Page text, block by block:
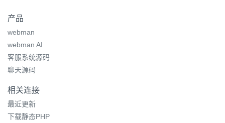
产品
webman
webman AI
客服系统源码
聊天源码
相关连接
最近更新
下载静态PHP